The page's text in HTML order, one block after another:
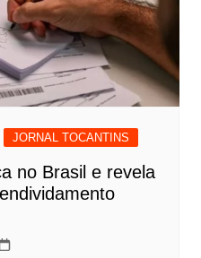
JORNAL TOCANTINS
no Brasil e revela